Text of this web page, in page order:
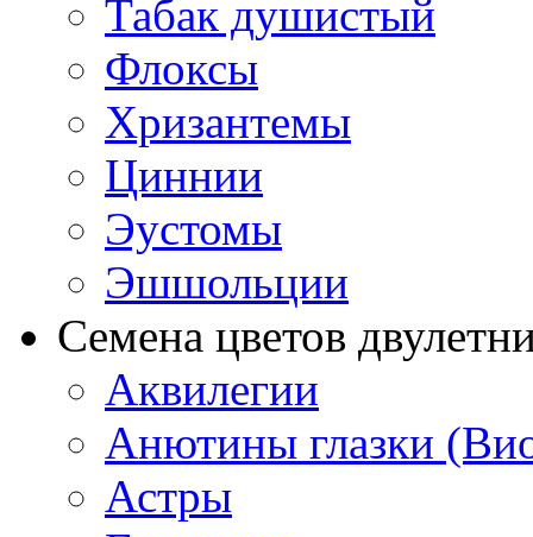
Табак душистый
Флоксы
Хризантемы
Циннии
Эустомы
Эшшольции
Семена цветов
Аквилегии
Анютины глазки
Астры